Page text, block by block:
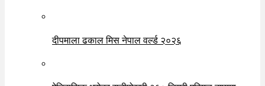
दीपमाला ढकाल मिस नेपाल वर्ल्ड २०२६